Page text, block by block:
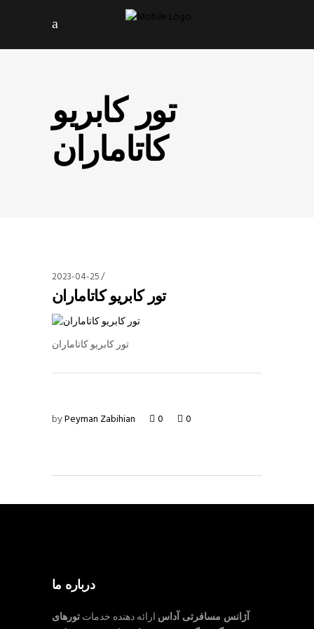
تور کابریو
کاتاماران
2023-04-25
تور کابریو کاتاماران
تور کابریو کاتاماران
byPeyman Zabihian 0 0
درباره ما
آژانس مسافرتی آداس ارائه دهنده خدماتتورهای